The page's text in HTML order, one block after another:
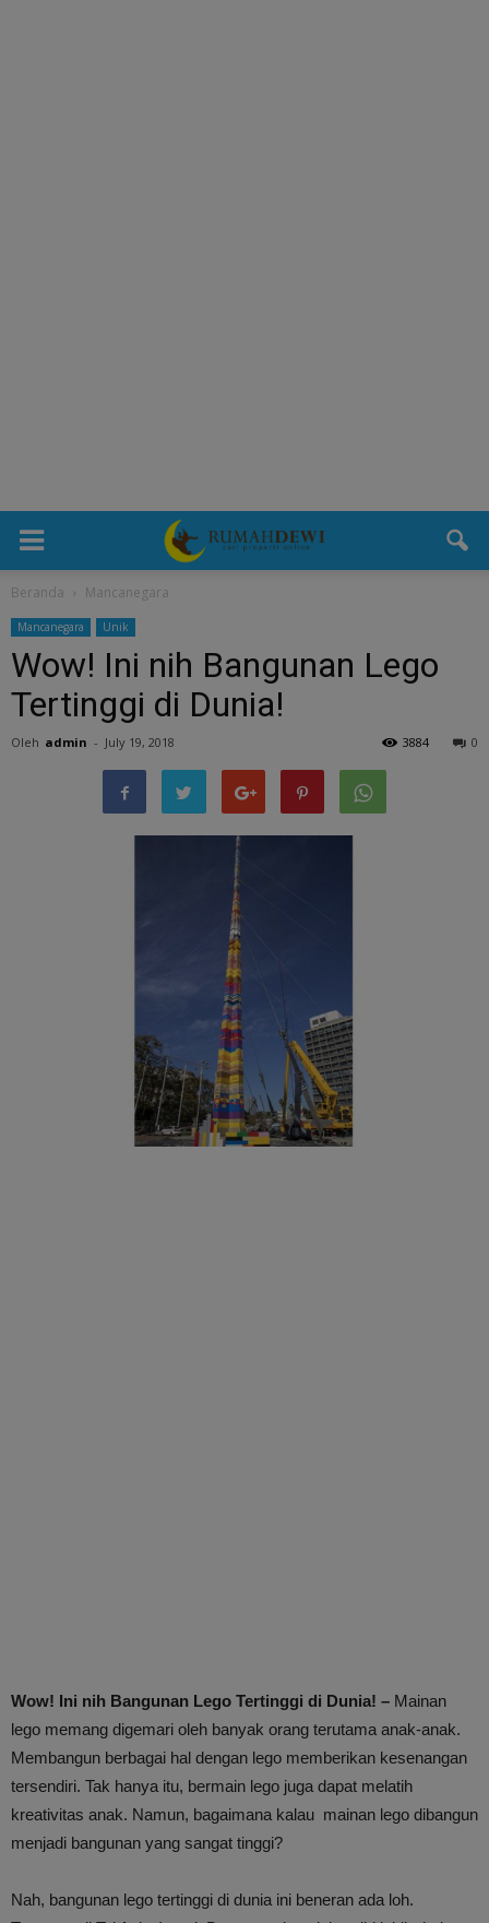
Beranda Mancanegara
Mancanegara Unik
Wow! Ini nih Bangunan Lego
Tertinggi di Dunia!
Oleh admin - July 19, 2018 0
3884
Wow! Ini nih Bangunan Lego Tertinggi di Dunia! – Mainan
lego memang digemari oleh banyak orang terutama anak-anak.
Membangun berbagai hal dengan lego memberikan kesenangan
tersendiri. Tak hanya itu, bermain lego juga dapat melatih
kreativitas anak. Namun, bagaimana kalau mainan lego dibangun
menjadi bangunan yang sangat tinggi?
Nah, bangunan lego tertinggi di dunia ini beneran ada loh.